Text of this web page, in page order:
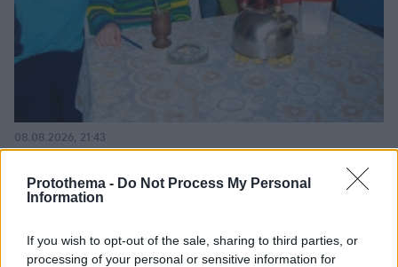
Protothema - Do Not Process My Personal
Information
If you wish to opt-out of the sale, sharing to third parties, or
processing of your personal or sensitive information for
τον 13χρονο Λιονέλ από το χέρι και άλλαξε την
ιστορία του ποδοσφαίρου με μια υπογραφή σε...
08.08.2026, 21:43